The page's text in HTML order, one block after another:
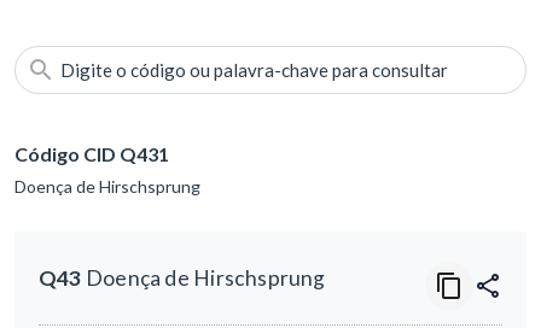
Digite o código ou palavra-chave para consultar
Código CID Q431
Doença de Hirschsprung
Q43 Doença de Hirschsprung